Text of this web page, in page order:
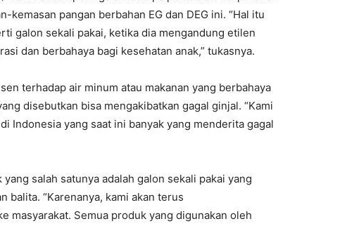
kemasan pangan berbahan EG dan DEG ini. “Hal itu
galon sekali pakai, ketika dia mengandung etilen
dan berbahaya bagi kesehatan anak,” tukasnya.
terhadap air minum atau makanan yang berbahaya
disebutkan bisa mengakibatkan gagal ginjal. “Kami
Indonesia yang saat ini banyak yang menderita gagal
salah satunya adalah galon sekali pakai yang
balita. “Karenanya, kami akan terus
masyarakat. Semua produk yang digunakan oleh